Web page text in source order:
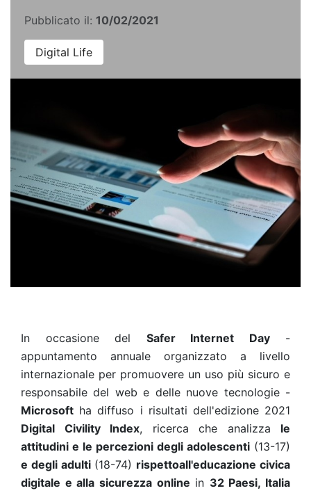
Pubblicato il: 10/02/2021
Digital Life
In occasione del Safer Internet Day-
appuntamento annuale organizzato a livello
internazionale per promuovere un uso più sicuro e
responsabile del web e delle nuove tecnologie -
Microsoft ha diffuso i risultati dell'edizione 2021
Digital Civility Index, ricerca che analizza le
attitudini e le percezioni degli adolescenti (13-17)
e degli adulti(18-74) rispettoall'educazione civica
digitale e alla sicurezza online in 32 Paesi, Italia